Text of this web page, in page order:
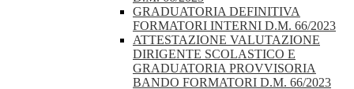
GRADUATORIA DEFINITIVA
FORMATORI INTERNI D.M. 66/2023
ATTESTAZIONE VALUTAZIONE
DIRIGENTE SCOLASTICO E
GRADUATORIA PROVVISORIA
BANDO FORMATORI D.M. 66/2023